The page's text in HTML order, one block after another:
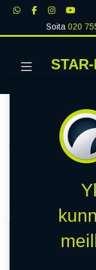
Soita020
RENKAAT
Tyhjennä suodattimet